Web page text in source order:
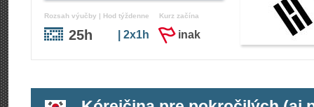
Rozsah výučby | Hod týždenne
25h | 2x1h
Kurz začína
inak